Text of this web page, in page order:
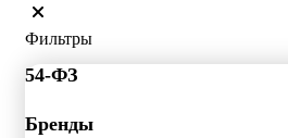
Фильтры
54-ФЗ
Бренды